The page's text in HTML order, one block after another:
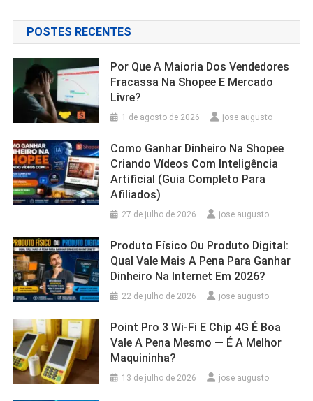
POSTES RECENTES
Por Que A Maioria Dos Vendedores
Fracassa Na Shopee E Mercado
Livre?
1 de agosto de 2026 jose augusto
Como Ganhar Dinheiro Na Shopee
Criando Vídeos Com Inteligência
Artificial (Guia Completo Para
Afiliados)
27 de julho de 2026 jose augusto
Produto Físico Ou Produto Digital:
Qual Vale Mais A Pena Para Ganhar
Dinheiro Na Internet Em 2026?
22 de julho de 2026 jose augusto
Point Pro 3 Wi‑Fi E Chip 4G É Boa
Vale A Pena Mesmo — É A Melhor
Maquininha?
13 de julho de 2026 jose augusto